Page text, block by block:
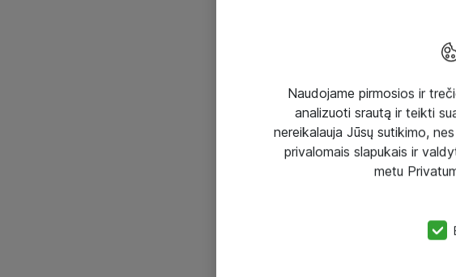
Naudojame pirmosios ir
analizuoti srautą ir teikti
nereikalauja Jūsų sutikimo,
privalomais slapukais ir
metu